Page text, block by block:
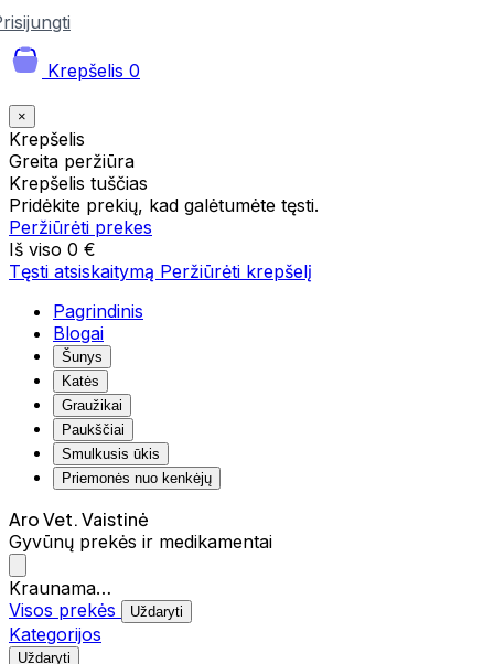
Krepšelis 0
×
Krepšelis
Greita peržiūra
Krepšelis tuščias
Pridėkite prekių, kad galėtumėte tęsti.
Peržiūrėti prekes
Iš viso 0 €
Tęsti atsiskaitymą Peržiūrėti krepšelį
Pagrindinis
Blogai
Šunys
Katės
Graužikai
Paukščiai
Smulkusis ūkis
Priemonės nuo kenkėjų
Aro Vet. Vaistinė
Gyvūnų prekės ir medikamentai
Kraunama…
Visos prekės
Uždaryti
Kategorijos
Uždaryti